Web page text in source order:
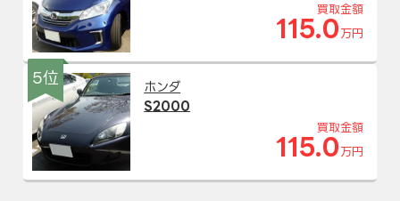
買取金額
115.0 万円
5位
ホンダ
S2000
買取金額
115.0 万円